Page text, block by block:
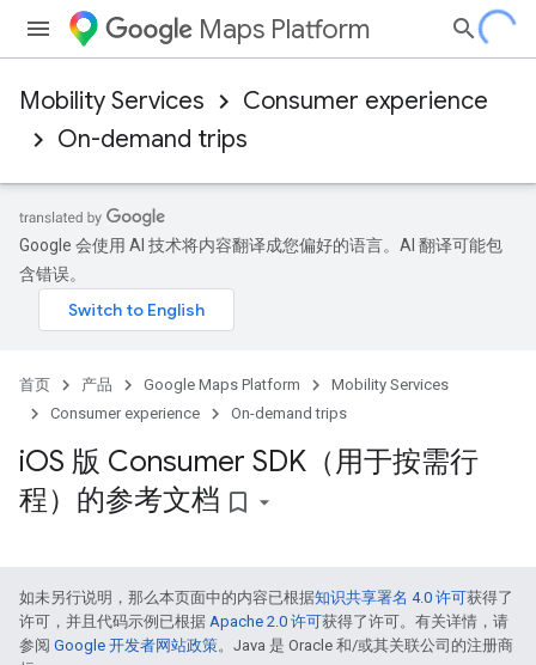
Maps Platform
Mobility Services
Consumer experience
On-demand trips
Google 会使用 AI 技术将内容翻译成您偏好的语言。AI 翻译可能包
含错误。
首页 产品 Google Maps Platform
Mobility Services
Consumer experience
On-demand trips
iOS 版 Consumer SDK（用于按需行
程）的参考文档 bookmark_border
如未另行说明，那么本页面中的内容已根据知识共享署名 4.0 许可获得了
许可，并且代码示例已根据 Apache 2.0 许可获得了许可。有关详情，请
参阅 Google 开发者网站政策。Java 是 Oracle 和/或其关联公司的注册商